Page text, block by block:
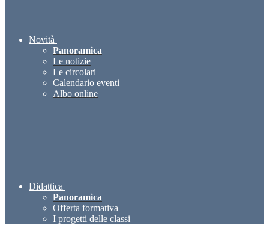
Novità
Panoramica
Le notizie
Le circolari
Calendario eventi
Albo online
Didattica
Panoramica
Offerta formativa
I progetti delle classi